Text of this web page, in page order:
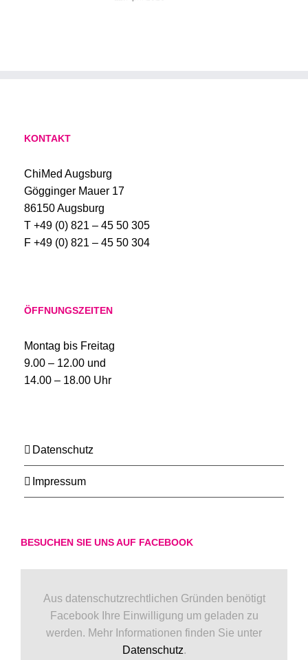
KONTAKT
ChiMed Augsburg
Gögginger Mauer 17
86150 Augsburg
T +49 (0) 821 – 45 50 305
F +49 (0) 821 – 45 50 304
ÖFFNUNGSZEITEN
Montag bis Freitag
9.00 – 12.00 und
14.00 – 18.00 Uhr
Datenschutz
Impressum
BESUCHEN SIE UNS AUF FACEBOOK
Aus datenschutzrechtlichen Gründen benötigt
Facebook Ihre Einwilligung um geladen zu
werden. Mehr Informationen finden Sie unter
Datenschutz.